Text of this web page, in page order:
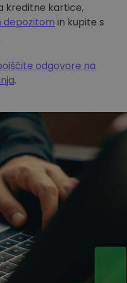
kreditne kartice,
depozitom in kupite s
odgovore na
.